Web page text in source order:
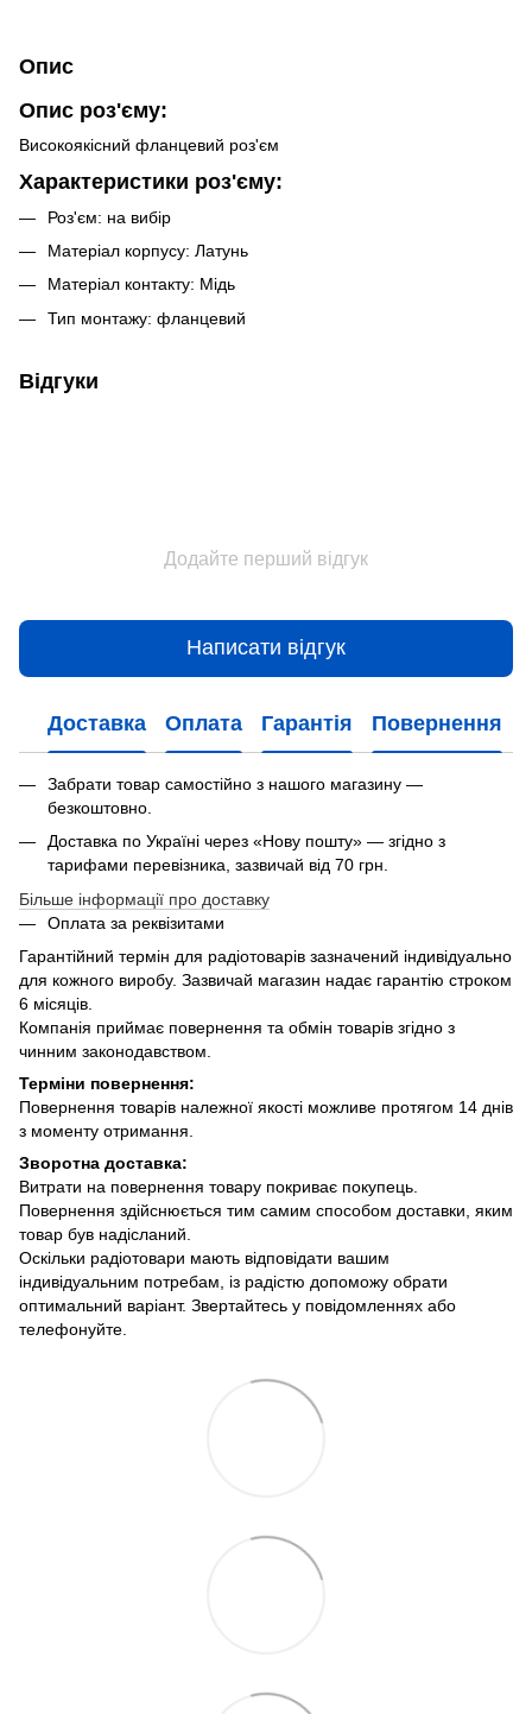
Опис
Опис роз'єму:
Високоякісний фланцевий роз'єм
Характеристики роз'єму:
Роз'єм: на вибір
Матеріал корпусу: Латунь
Матеріал контакту: Мідь
Тип монтажу: фланцевий
Відгуки
Додайте перший відгук
Написати відгук
Доставка Оплата Гарантія Повернення
Забрати товар самостійно з нашого магазину —
безкоштовно.
Доставка по Україні через «Нову пошту» — згідно з
тарифами перевізника, зазвичай від 70 грн.
Більше інформації про доставку
Оплата за реквізитами
Гарантійний термін для радіотоварів зазначений індивідуально
для кожного виробу. Зазвичай магазин надає гарантію строком
6 місяців.
Компанія приймає повернення та обмін товарів згідно з
чинним законодавством.
Терміни повернення:
Повернення товарів належної якості можливе протягом 14 днів
з моменту отримання.
Зворотна доставка:
Витрати на повернення товару покриває покупець.
Повернення здійснюється тим самим способом доставки, яким
товар був надісланий.
Оскільки радіотовари мають відповідати вашим
індивідуальним потребам, із радістю допоможу обрати
оптимальний варіант. Звертайтесь у повідомленнях або
телефонуйте.